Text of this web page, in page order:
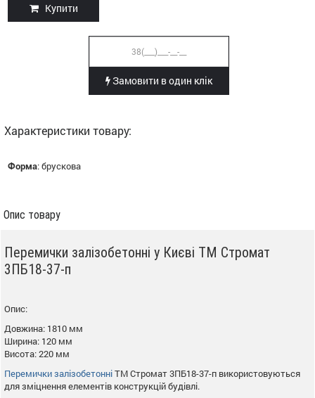
Купити
Замовити в один клік
Характеристики товару:
Форма:брускова
Опис товару
Перемички залізобетонні у Києві ТМ Стромат
3ПБ18-37-п
Опис:
Довжина: 1810 мм
Ширина: 120 мм
Висота: 220 мм
Перемички залізобетонніТМ Стромат 3ПБ18-37-п використовуються
для зміцнення елементів конструкцій будівлі.